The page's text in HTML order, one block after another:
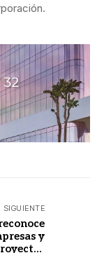
SIGUIENTE
y